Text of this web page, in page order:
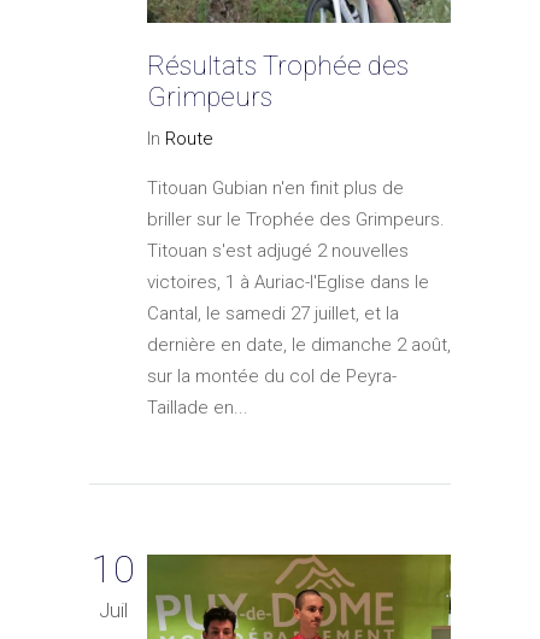
Résultats Trophée des
Grimpeurs
In Route
Titouan Gubian n'en finit plus de
briller sur le Trophée des Grimpeurs.
Titouan s'est adjugé 2 nouvelles
victoires, 1 à Auriac-l'Eglise dans le
Cantal, le samedi 27 juillet, et la
dernière en date, le dimanche 2 août,
sur la montée du col de Peyra-
Taillade en...
10
Juil